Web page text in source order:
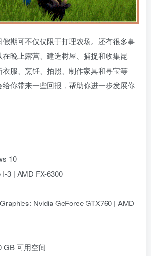
期可不仅仅限于打理农场。还有很多事
晚上露营、建造树屋、捕捉和收集昆
衣服、烹饪、拍照、制作家具和寻宝等
你带来一些回报，帮助你进一步发展你
10
3 | AMD FX-6300
Nvidia GeForce GTX760 | AMD
GB 可用空间